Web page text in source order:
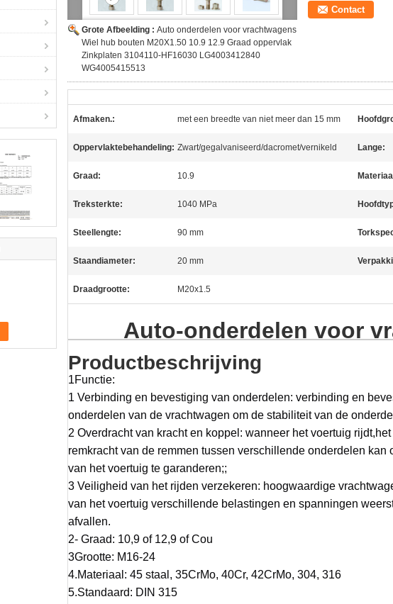
Grote Afbeelding : Auto onderdelen voor vrachtwagens
Wiel hub bouten M20X1.50 10.9 12.9 Graad oppervlak
Zinkplaten 3104110-HF16030 LG4003412840
WG4005415513
Contact
Afmaken.: met een breedte van niet meer dan 15 mm
Oppervlaktebehandeling: Zwart/gegalvaniseerd/dacromet/vernikeld Lange:
Graad: 10.9
Treksterkte: 1040 MPa
Steellengte: 90 mm
Staandiameter: 20 mm
Draadgrootte: M20x1.5
Auto-onderdelen voor
Productbeschrijving
1Functie:
1 Verbinding en bevestiging van onderdelen: verbinding en
onderdelen van de vrachtwagen om de stabiliteit van de
2 Overdracht van kracht en koppel: wanneer het voertuig
remkracht van de remmen tussen verschillende onderdelen
van het voertuig te garanderen;;
3 Veiligheid van het rijden verzekeren: hoogwaardige
van het voertuig verschillende belastingen en spanningen
afvallen.
2- Graad: 10,9 of 12,9 of Cou
3Grootte: M16-24
4.Materiaal: 45 staal, 35CrMo, 40Cr, 42CrMo, 304, 316
5.Standaard: DIN 315